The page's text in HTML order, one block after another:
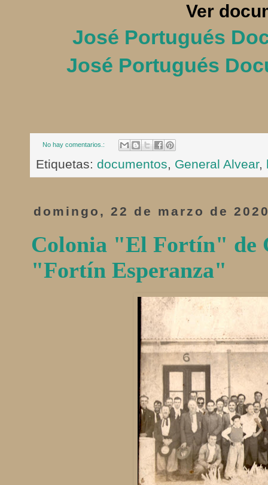
Ver
José Portugués
José Portugués
No hay comentarios.:
Etiquetas: documentos, General Alvear,
domingo, 22 de marzo de
Colonia "El Fortín" de
"Fortín Esperanza"